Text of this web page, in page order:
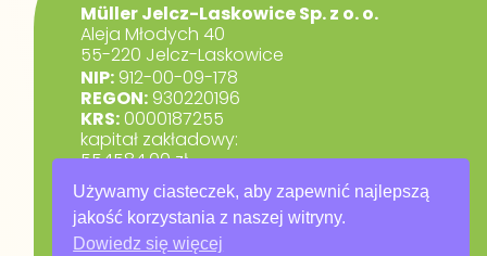
Używamy ciasteczek, aby zapewnić najlepszą
jakość korzystania z naszej witryny.
Dowiedz się więcej
Müller Jelcz-Laskowice Sp. z o. o.
Aleja Młodych 40
55-220 Jelcz-Laskowice
NIP: 912-00-09-178
REGON: 930220196
KRS:0000187255
kapitał zakładowy:
554584,00 zł.
marketing@muller.com.pl
+48 71 318 84 84